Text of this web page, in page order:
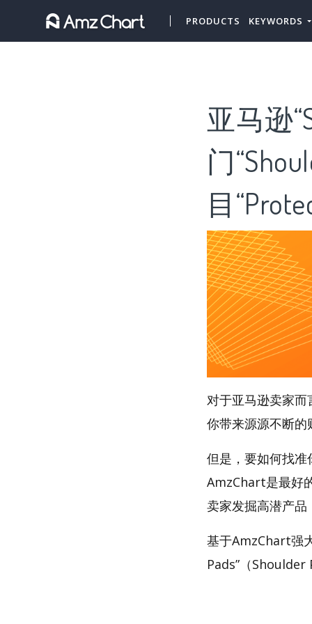
PRODUCTS KEYWORDS
亚马逊
门
目
对于亚马逊卖家
你带来源源不断的
但是，要如何找准
AmzChart是最好
卖家发掘高潜产
基于AmzChart强
Pads”（Shoulder